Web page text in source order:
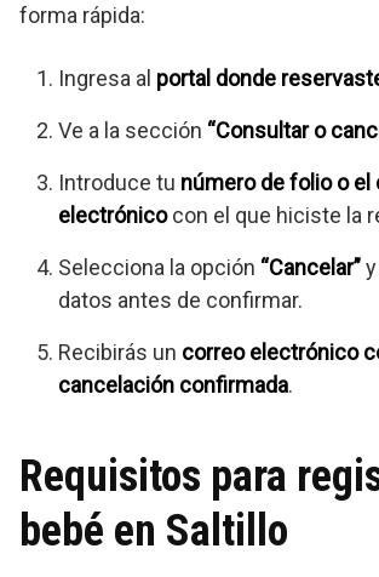
forma rápida:
Ingresa al portal donde
Ve a la sección “Consultar o
Introduce tu número de folio o el
electrónicocon el que hiciste la
Selecciona la opción “Cancelar”
datos antes de confirmar.
Recibirás un correo electrónico
cancelación confirmada.
Requisitos para
bebé en Saltillo